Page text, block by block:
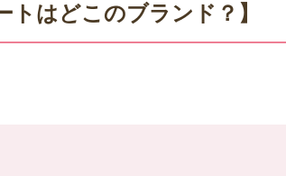
トはどこのブランド？】